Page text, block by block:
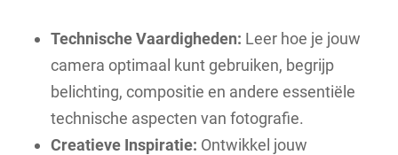
Technische Vaardigheden: Leer hoe je jouw
camera optimaal kunt gebruiken, begrijp
belichting, compositie en andere essentiële
technische aspecten van fotografie.
Creatieve Inspiratie: Ontwikkel jouw